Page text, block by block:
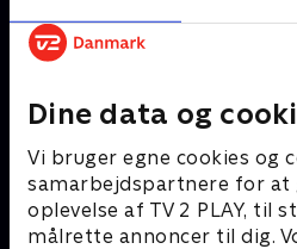
Dine data og
Vi bruger egne cookies og
samarbejdspartnere for at
oplevelse af TV 2 PLAY, til
målrette annoncer til dig.
Andre så også